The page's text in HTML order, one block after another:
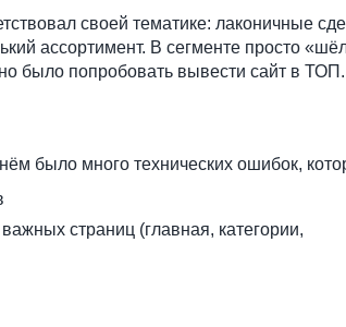
своей тематике: лаконичные
ассортимент. В сегменте просто
было попробовать вывести сайт в ТОП.
было много технических ошибок,
страниц (главная, категории,